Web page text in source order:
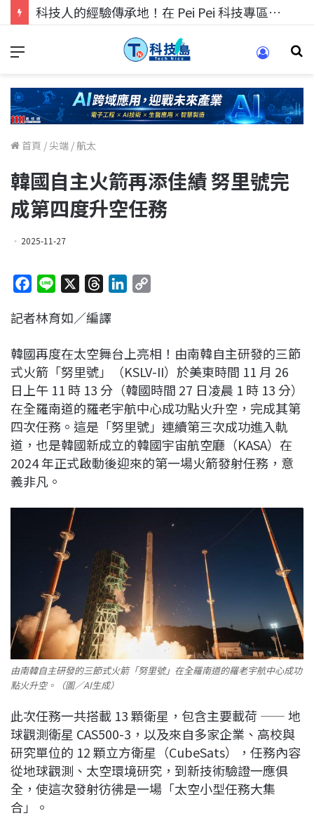
科技人的經驗傳承地！在 Pei Pei 科技專區，與學弟妹交流最硬核的技術
首頁 /尖端 /航太
韓國自主火箭再添佳績 努里號完
成第四度升空任務
2025-11-27
c
b
o
o
k
n
r
a
d
s
e
d
I
n
L
i
n
k
記者林育如／編譯
韓國再度在太空舞台上亮相！由南韓自主研發的三節
式火箭「努里號」（KSLV-II）於美東時間 11 月 26
日上午 11 時 13 分（韓國時間 27 日凌晨 1 時 13 分）
在全羅南道的羅老宇航中心成功點火升空，完成其第
四次任務。這是「努里號」連續第三次成功進入軌
道，也是韓國新成立的韓國宇宙航空廳（KASA）在
2024 年正式啟動後迎來的第一場火箭發射任務，意
義非凡。
由南韓自主研發的三節式火箭「努里號」在全羅南道的羅老宇航中心成功
點火升空。（圖／AI生成）
此次任務一共搭載 13 顆衛星，包含主要載荷 —— 地
球觀測衛星 CAS500-3，以及來自多家企業、高校與
研究單位的 12 顆立方衛星（CubeSats），任務內容
從地球觀測、太空環境研究，到新技術驗證一應俱
全，使這次發射彷彿是一場「太空小型任務大集
合」。